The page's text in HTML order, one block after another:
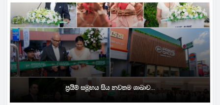
ප්‍රයිම් සමූහය සිය නවතම ශාඛාව...